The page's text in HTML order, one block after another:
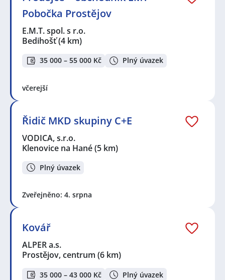
Pobočka Prostějov
E.M.T. spol. s r.o.
Bedihošť(4 km)
35 000 – 55 000 Kč Plný úvazek
včerejší
Řidič MKD skupiny C+E
VODICA, s.r.o.
Klenovice na Hané(5 km)
Plný úvazek
Zveřejněno: 4. srpna
Kovář
ALPER a.s.
Prostějov, centrum (6 km)
35 000 – 43 000 Kč
Plný úvazek